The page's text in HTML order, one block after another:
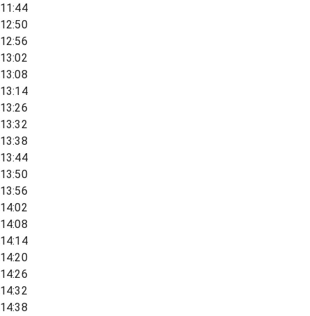
11:44
12:50
12:56
13:02
13:08
13:14
13:26
13:32
13:38
13:44
13:50
13:56
14:02
14:08
14:14
14:20
14:26
14:32
14:38